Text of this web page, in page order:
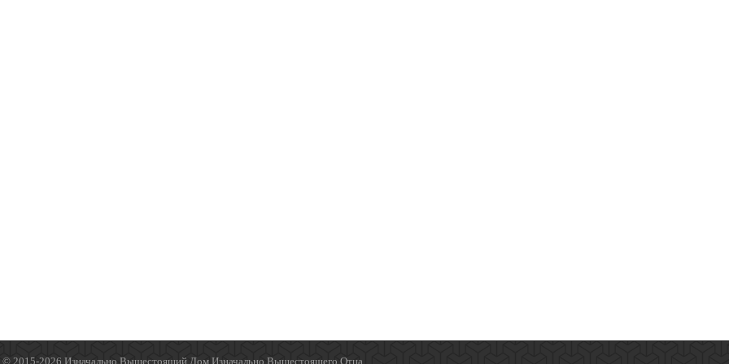
© 2015-2026 Изначально Вышестоящий Дом Изначально Вышестоящего Отца